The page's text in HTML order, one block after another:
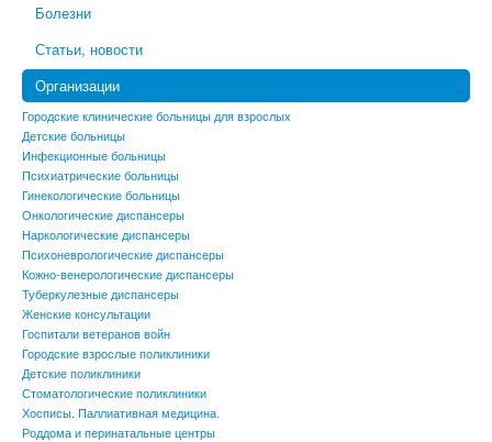
Болезни
Статьи, новости
Организации
Городские клинические больницы для взрослых
Детские больницы
Инфекционные больницы
Психиатрические больницы
Гинекологические больницы
Онкологические диспансеры
Наркологические диспансеры
Психоневрологические диспансеры
Кожно-венерологические диспансеры
Туберкулезные диспансеры
Женские консультации
Госпитали ветеранов войн
Городские взрослые поликлиники
Детские поликлиники
Стоматологические поликлиники
Хосписы. Паллиативная медицина.
Роддома и перинатальные центры